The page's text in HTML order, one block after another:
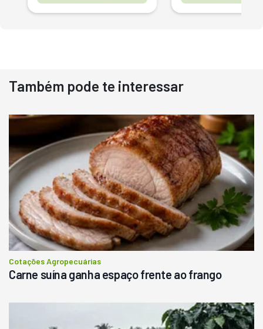
Também pode te interessar
Cotações Agropecuárias
Carne suína ganha espaço frente ao frango